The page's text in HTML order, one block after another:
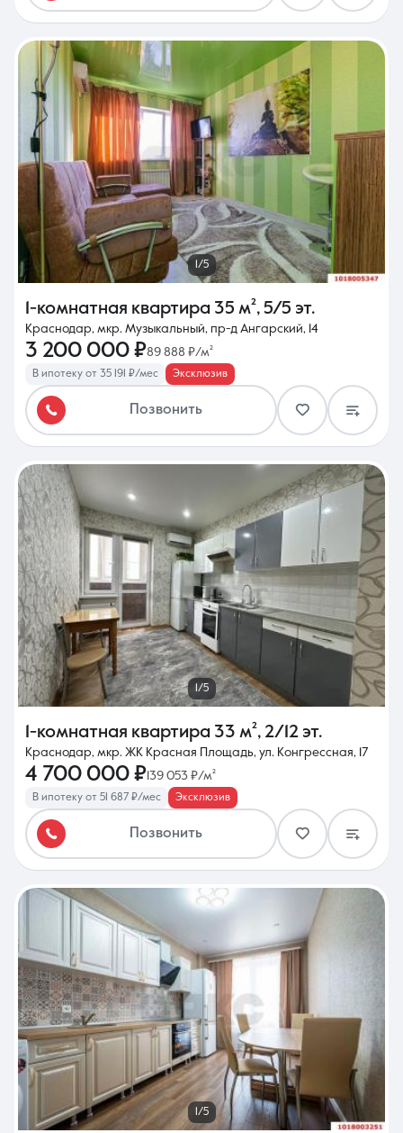
1/5
1-комнатная квартира 35 м², 5/5 эт.
Краснодар, мкр. Музыкальный, пр-д Ангарский, 14
3 200 000 ₽89 888 ₽/м²
В ипотеку от 35 191 ₽/мес Эксклюзив
Позвонить
1/5
1-комнатная квартира 33 м², 2/12 эт.
Краснодар, мкр. ЖК Красная Площадь, ул. Конгрессная, 17
4 700 000 ₽ 139 053 ₽/м²
В ипотеку от 51 687 ₽/мес Эксклюзив
Позвонить
1/5